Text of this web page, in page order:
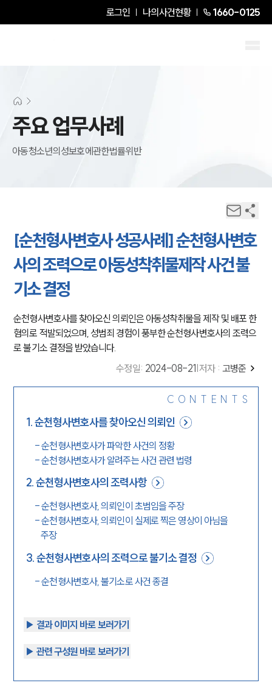
로그인 나의사건현황 1660-0125
주요 업무사례
아동청소년의성보호에관한법률위반
[순천형사변호사 성공사례] 순천형사변호
사의 조력으로 아동성착취물제작 사건 불
기소 결정
순천형사변호사를 찾아오신 의뢰인은 아동성착취물을 제작 및 배포 한
혐의로 적발되었으며, 성범죄 경험이 풍부한 순천형사변호사의 조력으
로 불기소 결정을 받았습니다.
수정일: 2024-08-21 저자 : 고병준
CONTENTS
1.순천형사변호사를 찾아오신 의뢰인
-순천형사변호사가 파악한 사건의 정황
-순천형사변호사가 알려주는 사건 관련 법령
2.순천형사변호사의 조력사항
-순천형사변호사, 의뢰인이 초범임을 주장
-순천형사변호사, 의뢰인이 실제로 찍은 영상이 아님을
주장
3.순천형사변호사의 조력으로 불기소 결정
-순천형사변호사, 불기소로 사건 종결
▶︎ 결과 이미지 바로 보러가기
▶︎ 관련 구성원 바로 보러가기